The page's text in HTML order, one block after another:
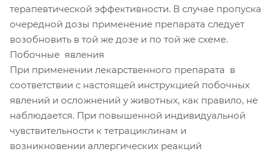
терапевтической эффективности. В случае пропуска
очередной дозы применение препарата следует
возобновить в той же дозе и по той же схеме.
Побочные явления
При применении лекарственного препарата в
соответствии с настоящей инструкцией побочных
явлений и осложнений у животных, как правило, не
наблюдается. При повышенной индивидуальной
чувствительности к тетрациклинам и
возникновении аллергических реакций